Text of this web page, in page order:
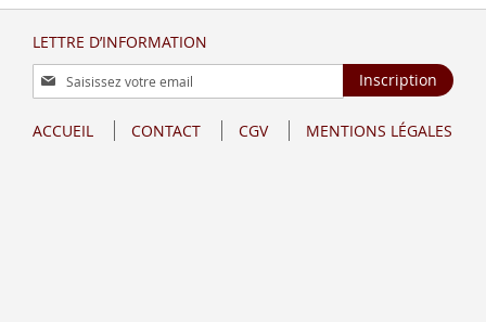
LETTRE D’INFORMATION
Inscription
à
lettre
Inscription
ACCUEIL CONTACT CGV MENTIONS LÉGALES